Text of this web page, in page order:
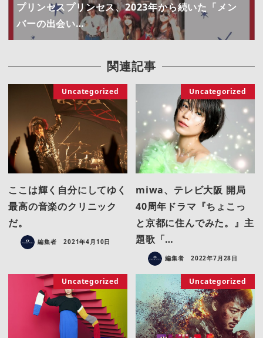
プリンセスプリンセス、2023年から続いた「メン
バーの出会い…
関連記事
Uncategorized
ここは輝く自分にしてゆく
最高の音楽のクリニック
だ。
編集者 2021年4月10日
Uncategorized
miwa、テレビ大阪 開局
40周年ドラマ『ちょこっ
と京都に住んでみた。』主
題歌「…
編集者 2022年7月28日
Uncategorized Uncategorized